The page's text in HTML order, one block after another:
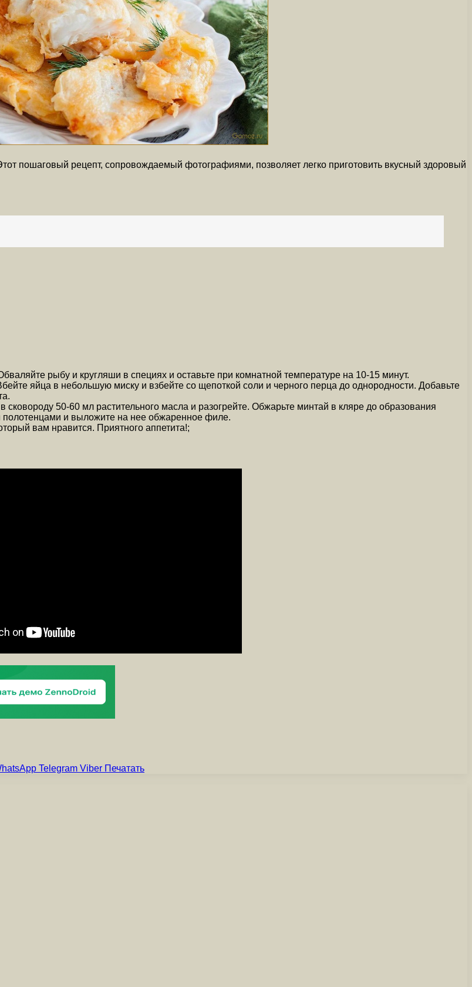
пошаговый рецепт, сопровождаемый фотографиями, позволяет легко приготовить вкусный здоровый
рыбу и кругляши в специях и оставьте при комнатной температуре на 10-15 минут.
яйца в небольшую миску и взбейте со щепоткой соли и черного перца до однородности. Добавьте
сковороду 50-60 мл растительного масла и разогрейте. Обжарьте минтай в кляре до образования
полотенцами и выложите на нее обжаренное филе.
вам нравится. Приятного аппетита!;
Telegram Viber Печатать